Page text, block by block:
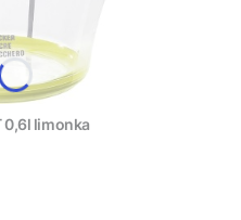
0,6l limonka